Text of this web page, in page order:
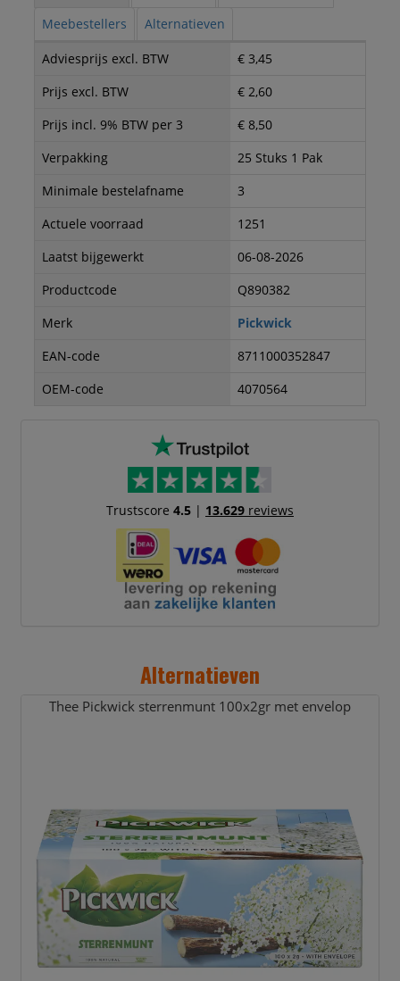
Meebestellers
Alternatieven
Adviesprijs excl. BTW
€ 3,45
Prijs excl. BTW
€ 2,60
Prijs incl. 9% BTW per 3
€ 8,50
Verpakking
25 Stuks 1 Pak
Minimale bestelafname
3
Actuele voorraad
1251
Laatst bijgewerkt
06-08-2026
Productcode
Q890382
Merk
Pickwick
EAN-code
8711000352847
OEM-code
4070564
Trustscore 4.5| 13.629reviews
Alternatieven
Thee Pickwick sterrenmunt 100x2gr met envelop